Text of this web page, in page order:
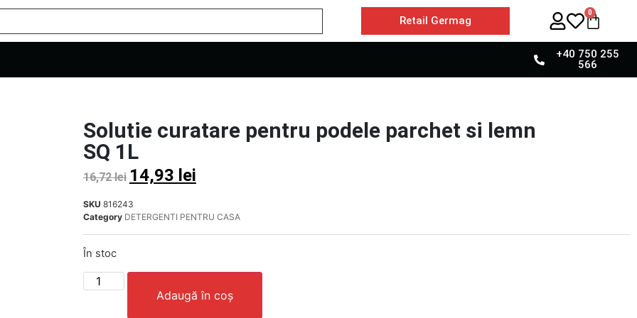
Retail Germag
0
+40 750 255
566
Solutie curatare pentru podele parchet si lemn
SQ 1L
16,72lei 14,93 lei
SKU 816243
Category DETERGENTI PENTRU CASA
În stoc
Adaugă în coș